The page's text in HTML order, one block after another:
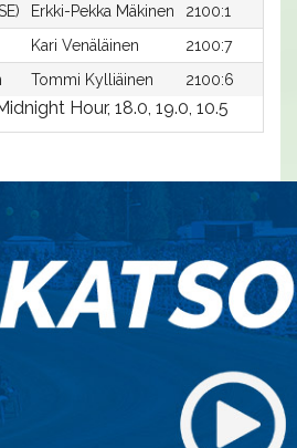
Erkki-Pekka Mäkinen 2100:1
Kari Venäläinen 2100:7
Tommi Kylliäinen 2100:6
Hour, 18.0, 19.0, 10.5